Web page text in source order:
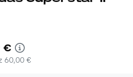
€
60,00 €